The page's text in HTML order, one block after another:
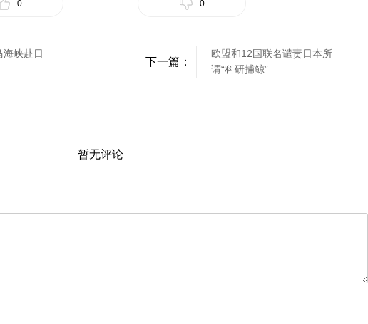
0 0
峡赴日
下一篇：
欧盟和12国联名谴责日本所
谓“科研捕鲸”
暂无评论